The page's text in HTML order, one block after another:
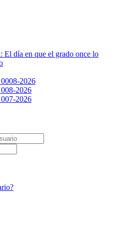
El día en que el grado once lo
2026
2026
2026